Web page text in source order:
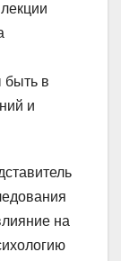
быть в
и
на